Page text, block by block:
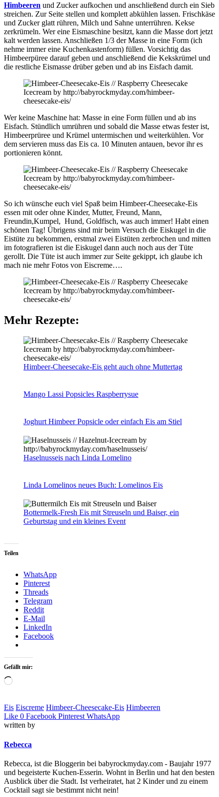
Himbeeren und Zucker aufkochen und anschließend durch ein Sieb
streichen. Zur Seite stellen und komplett abkühlen lassen. Frischkäse
und Zucker glatt rühren, Milch und Sahne unterrühren. Kekse
zerkrümeln. Wer eine Eismaschine besitzt, kann die Masse dort jetzt
kalt werden lassen. Anschließen 1/3 der Masse in eine Form (ich
nehme immer eine Kuchenkastenform) füllen. Vorsichtig das
Himbeerpüree darauf geben und anschließend die Kekskrümel und
die restliche Eismasse drüber geben und ab ins Eisfach damit.
Wer keine Maschine hat: Masse in eine Form füllen und ab ins
Eisfach. Stündlich umrühren und sobald die Masse etwas fester ist,
Himbeerprüree und Krümel untermischen und weiterkühlen. Vor
dem servieren muss das Eis ca. 10 Minuten antauen, bevor ihr es
portionieren könnt.
So ich wünsche euch viel Spaß beim Himbeer-Cheesecake-Eis
essen mit oder ohne Kinder, Mutter, Freund, Mann,
Freundin,Kumpel, Hund, Goldfisch, was auch immer! Habt einen
schönen Tag! Übrigens sind mir beim Versuch die Eiskugel in die
Eistüte zu bekommen, erstmal zwei Eistüten zerbrochen und mitten
im fotografieren ist die Eiskugel dann auch noch aus der Tüte
gerollt. Die Tüte ist auch immer zur Seite gekippt, ich glaube ich
mach nie mehr Fotos von Eiscreme….
Mehr Rezepte:
Himbeer-Cheesecake-Eis geht auch ohne Muttertag
Mango Lassi Popsicles Raspberrysue
Joghurt Himbeer Popsicle oder einfach Eis am Stiel
Haselnusseis nach Linda Lomelino
Linda Lomelinos neues Buch: Lomelinos Eis
Bottermelk-Fresh Eis mit Streuseln und Baiser, ein
Geburtstag und ein kleines Event
Teilen
WhatsApp
Pinterest
Threads
Telegram
Reddit
E-Mail
LinkedIn
Facebook
Gefällt mir:
Loading…
Eis Eiscreme Himbeer-Cheesecake-Eis Himbeeren
Like 0 Facebook Pinterest WhatsApp
written by
Rebecca
Rebecca, ist die Bloggerin bei babyrockmyday.com - Baujahr 1977
und begeisterte Kuchen-Esserin. Wohnt in Berlin und hat den besten
Ausblick über die Stadt. Ist verheiratet, hat 2 Kinder und zu einem
Cocktail sagt sie bestimmt nicht nein!